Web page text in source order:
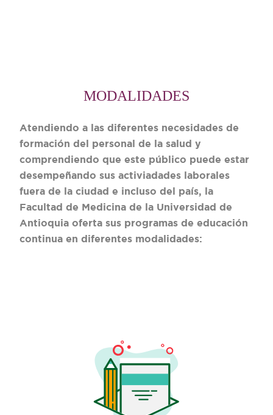
MODALIDADES
Atendiendo a las diferentes necesidades de
formación del personal de la salud y
comprendiendo que este público puede estar
desempeñando sus activiadades laborales
fuera de la ciudad e incluso del país, la
Facultad de Medicina de la Universidad de
Antioquia oferta sus programas de educación
continua en diferentes modalidades: